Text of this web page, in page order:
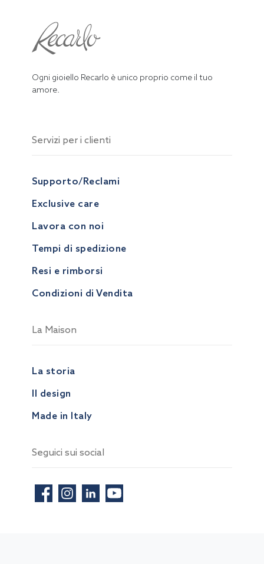
Ogni gioiello Recarlo è unico proprio come il tuo
amore.
Servizi per i clienti
Supporto/Reclami
Exclusive care
Lavora con noi
Tempi di spedizione
Resi e rimborsi
Condizioni di Vendita
La Maison
La storia
Il design
Made in Italy
Seguici sui social